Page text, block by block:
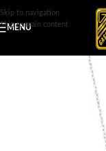
Skip to navigation
Skip to main content
MENU